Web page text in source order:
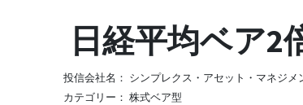
日経平均ベア2
投信会社名： シンプレクス・アセット・マネジメ
カテゴリー： 株式ベア型